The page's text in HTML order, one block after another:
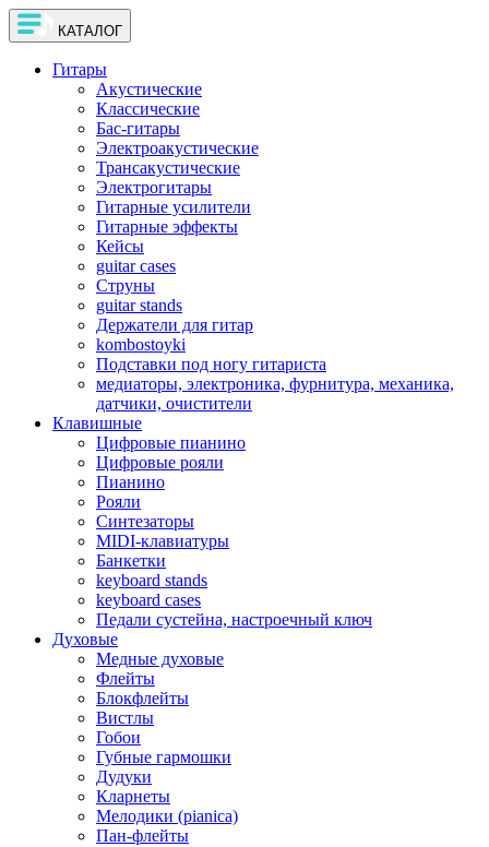
КАТАЛОГ
Гитары
Акустические
Классические
Бас-гитары
Электроакустические
Трансакустические
Электрогитары
Гитарные усилители
Гитарные эффекты
Кейсы
guitar cases
Струны
guitar stands
Держатели для гитар
kombostoyki
Подставки под ногу гитариста
медиаторы, электроника, фурнитура, механика,
датчики, очистители
Клавишные
Цифровые пианино
Цифровые рояли
Пианино
Рояли
Синтезаторы
MIDI-клавиатуры
Банкетки
keyboard stands
keyboard cases
Педали сустейна, настроечный ключ
Духовые
Медные духовые
Флейты
Блокфлейты
Вистлы
Гобои
Губные гармошки
Дудуки
Кларнеты
Мелодики (pianica)
Пан-флейты